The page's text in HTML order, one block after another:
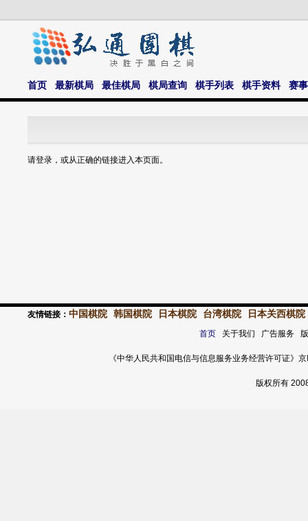
首页 最新棋局 最佳棋局 棋局查询 棋手列表 棋手资料 赛
请登录，或从正确的链接进入本页面。
友情链接： 中国棋院 韩国棋院 日本棋院 台湾棋院 日本关西棋院
首页关于我们 广告服务
《中华人民共和国电信与信息服务业务经营许可证
版权所有